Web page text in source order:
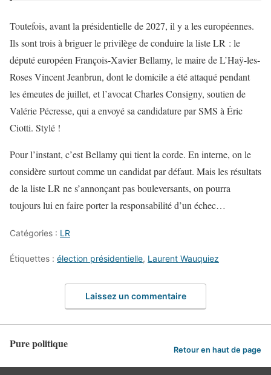
Toutefois, avant la présidentielle de 2027, il y a les européennes.
Ils sont trois à briguer le privilège de conduire la liste LR : le
député européen François-Xavier Bellamy, le maire de L’Haÿ-les-
Roses Vincent Jeanbrun, dont le domicile a été attaqué pendant
les émeutes de juillet, et l’avocat Charles Consigny, soutien de
Valérie Pécresse, qui a envoyé sa candidature par SMS à Éric
Ciotti. Stylé !
Pour l’instant, c’est Bellamy qui tient la corde. En interne, on le
considère surtout comme un candidat par défaut. Mais les résultats
de la liste LR ne s’annonçant pas bouleversants, on pourra
toujours lui en faire porter la responsabilité d’un échec…
Catégories : LR
Étiquettes : élection présidentielle, Laurent Wauquiez
Laissez un commentaire
Pure politique Retour en haut de page